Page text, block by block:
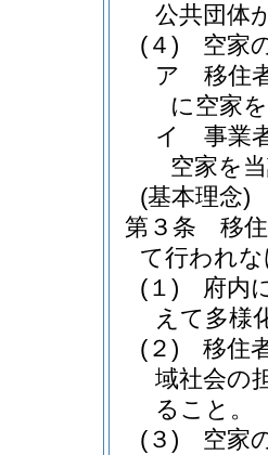
公共団体
(４)
空家
ア
移住
に空家
イ
事業
空家を
(基本理念)
第３条
移
て行われ
(１)
府内
えて多様
(２)
移住
域社会の
ること。
(３)
空家